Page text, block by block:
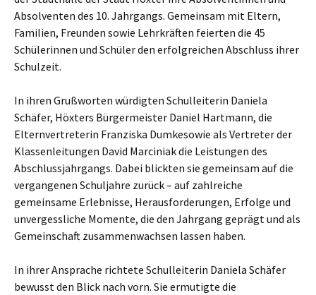
Absolventen des 10. Jahrgangs. Gemeinsam mit Eltern,
Familien, Freunden sowie Lehrkräften feierten die 45
Schülerinnen und Schüler den erfolgreichen Abschluss ihrer
Schulzeit.
In ihren Grußworten würdigten Schulleiterin Daniela
Schäfer, Höxters Bürgermeister Daniel Hartmann, die
Elternvertreterin Franziska Dumkesowie als Vertreter der
Klassenleitungen David Marciniak die Leistungen des
Abschlussjahrgangs. Dabei blickten sie gemeinsam auf die
vergangenen Schuljahre zurück – auf zahlreiche
gemeinsame Erlebnisse, Herausforderungen, Erfolge und
unvergessliche Momente, die den Jahrgang geprägt und als
Gemeinschaft zusammenwachsen lassen haben.
In ihrer Ansprache richtete Schulleiterin Daniela Schäfer
bewusst den Blick nach vorn. Sie ermutigte die